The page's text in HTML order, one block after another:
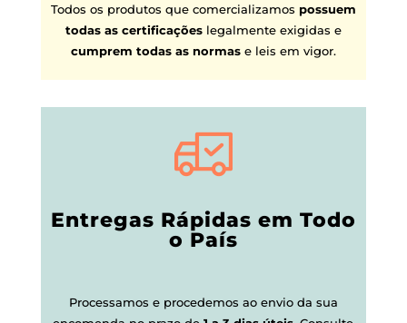
Todos os produtos que comercializamos possuem
todas as certificaçõeslegalmente exigidas e
cumprem todas as normase leis em vigor.
Entregas Rápidas em Todo
o País
Processamos e procedemos ao envio da sua